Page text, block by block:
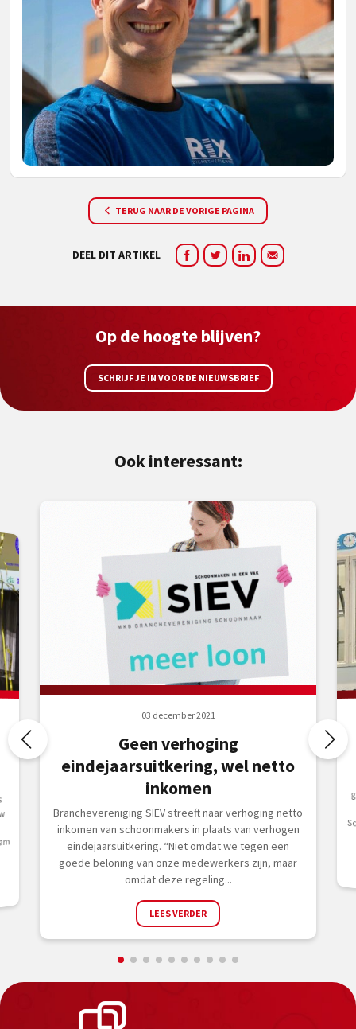
TERUG NAAR DE VORIGE PAGINA
DEEL DIT ARTIKEL
Op de hoogte blijven?
SCHRIJF JE IN VOOR DE NIEUWSBRIEF
Ook interessant:
03 december 2021
Geen verhoging
eindejaarsuitkering, wel netto
inkomen
Branchevereniging SIEV streeft naar verhoging netto
inkomen van schoonmakers in plaats van verhogen
eindejaarsuitkering. “Niet omdat we tegen een
goede beloning van onze medewerkers zijn, maar
omdat deze regeling...
LEES VERDER